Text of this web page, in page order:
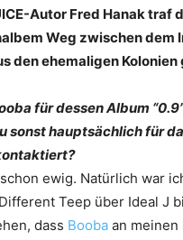
Autor Fred Hanak traf
Weg zwischen
den ehemaligen
für dessen Album
sonst hauptsächlich für
ewig. Natürlich war
Teep über Ideal J
dass Booba an